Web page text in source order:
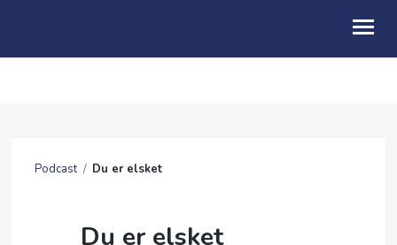
FRIBU
Podcast / Du er elsket
Du er elsket